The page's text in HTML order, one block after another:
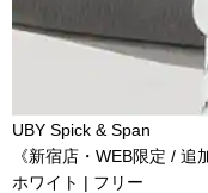
UBY Spick & Span
《新宿店・WEB限定 /
ホワイト | フリー